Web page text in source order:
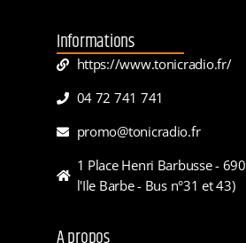
Informations
https://www.tonicradio.fr/
04 72 741 741
promo@tonicradio.fr
1 Place Henri Barbusse -
l'Ile Barbe - Bus n°31 et 43)